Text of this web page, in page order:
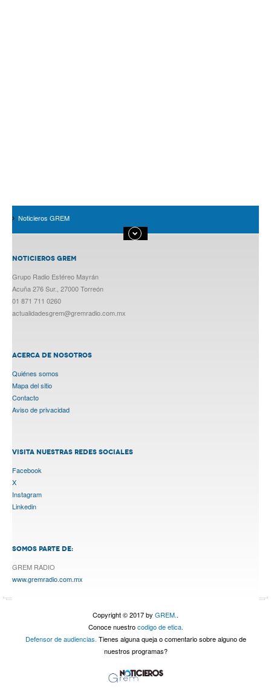
Noticieros GREM
NOTICIEROS GREM
Grupo Radio Estéreo Mayrán
Acuña 276 Sur., 27000 Torreón
01 871 711 0260
actualidadesgrem@gremradio.com.mx
ACERCA DE NOSOTROS
Quiénes somos
Mapa del sitio
Contacto
Aviso de privacidad
VISITA NUESTRAS REDES SOCIALES
Facebook
X
Instagram
Linkedin
SOMOS PARTE DE:
GREM RADIO
www.gremradio.com.mx
Copyright © 2017 by GREM..
Conoce nuestrocodigo de etica.
Defensor de audiencias. Tienes alguna queja o comentario sobre alguno de
nuestros programas?